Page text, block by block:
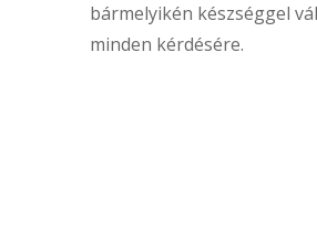
bármelyikén készséggel
minden kérdésére.